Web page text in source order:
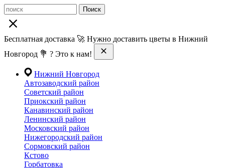
Поиск
Бесплатная доставка 🚀 Нужно доставить цветы в Нижний
Новгород 💐 ? Это к нам!
Нижний Новгород
Автозаводский район
Советский район
Приокский район
Канавинский район
Ленинский район
Московский район
Нижегородский район
Сормовский район
Кстово
Горбатовка